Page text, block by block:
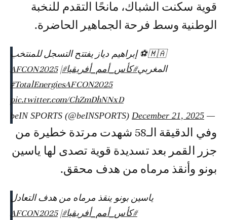
قوية سكنت الشباك، مانحًا التقدم للنخبة
الوطنية وسط فرحة الجماهير الحاضرة.
🇲🇦⚽️ إبراهيم دياز يفتتح التسجل للمنتخب
المغربي#كأس_أمم_أفريقيا#AFCON2025
|
#TotalEnergiesAFCON2025
pic.twitter.com/ChZmDhNNxD
— beIN SPORTS (@beINSPORTS)
December 21, 2025
وفي الدقيقة الـ58 شهدت مرتدة خطيرة من
جزر القمر بعد تسديدة قوية تصدى لها ياسين
بونو وأنقذ مرماه من هدف محقق.
ياسين بونو ينقذ مرماه من هدف التعادل
#كأس_أمم_أفريقيا#AFCON2025
|